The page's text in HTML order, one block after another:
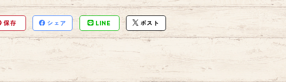
保存 シェア LINE ポスト